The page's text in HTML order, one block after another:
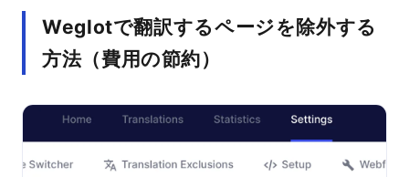
Weglotで翻訳するページを除外する
方法（費用の節約）